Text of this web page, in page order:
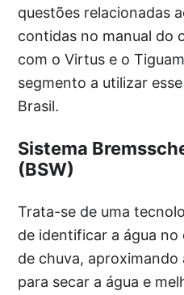
questões relacionadas
contidas no manual do
com o Virtus e o
segmento a utilizar
Brasil.
Sistema
(BSW)
Trata-se de uma
de identificar a água
de chuva,
para secar a água e